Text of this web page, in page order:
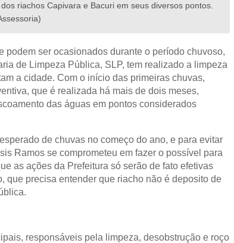
riachos Capivara e Bacuri em seus diversos pontos.
podem ser ocasionados durante o período chuvoso,
de Limpeza Pública, SLP, tem realizado a limpeza
a cidade. Com o início das primeiras chuvas,
que é realizada há mais de dois meses,
das águas em pontos considerados
de chuvas no começo do ano, e para evitar
Ramos se comprometeu em fazer o possível para
as ações da Prefeitura só serão de fato efetivas
que precisa entender que riacho não é deposito de
responsáveis pela limpeza, desobstrução e roço